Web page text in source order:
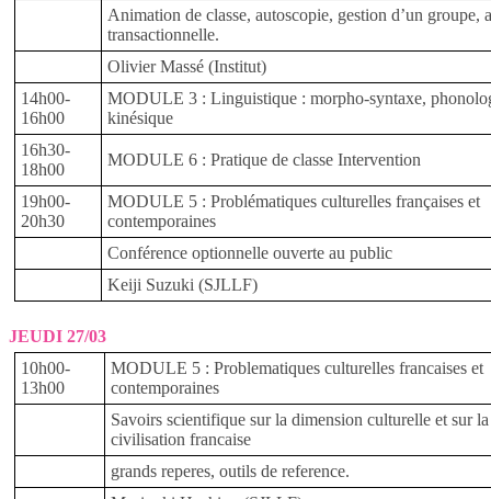
Animation de classe, autoscopie, gestion d’un groupe,
transactionnelle.
Olivier Massé (Institut)
14h00-
16h00
MODULE 3 : Linguistique : morpho-syntaxe,
kinésique
16h30-
18h00
MODULE 6 : Pratique de classe Intervention
19h00-
20h30
MODULE 5 : Problématiques culturelles françaises et
contemporaines
Conférence optionnelle ouverte au public
Keiji Suzuki (SJLLF)
JEUDI 27/03
10h00-
13h00
MODULE 5 : Problematiques culturelles francaises et
contemporaines
Savoirs scientifique sur la dimension culturelle et sur la
civilisation francaise
grands reperes, outils de reference.